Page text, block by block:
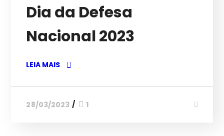
Dia da Defesa
Nacional 2023
LEIA MAIS
28/03/2023 1